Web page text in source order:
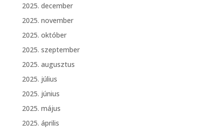
2025. december
2025. november
2025. október
2025. szeptember
2025. augusztus
2025. július
2025. június
2025. május
2025. április